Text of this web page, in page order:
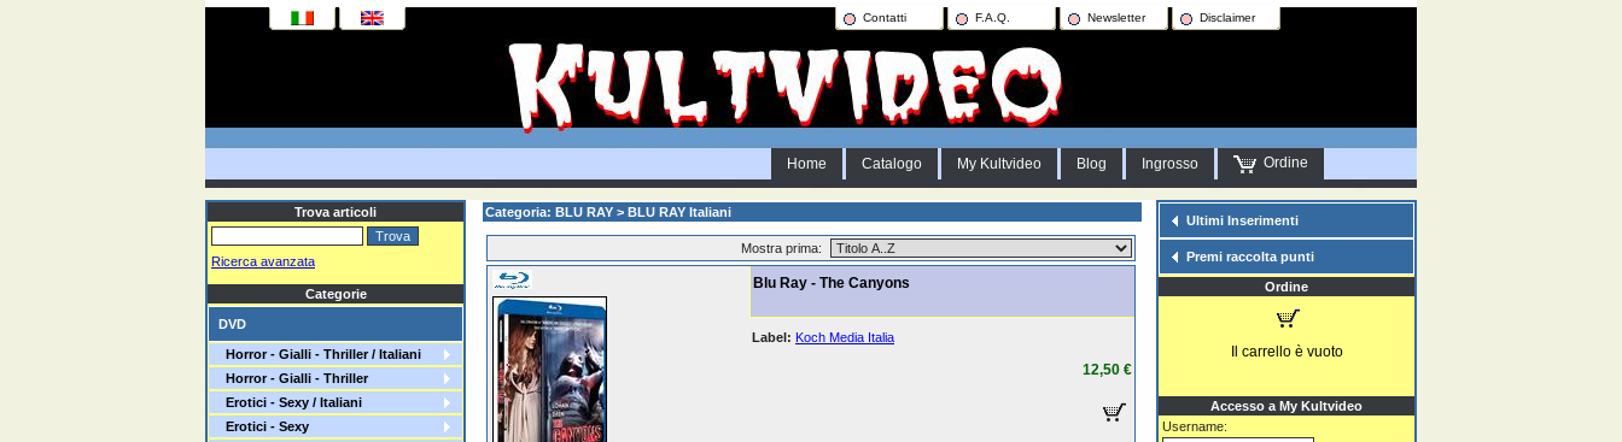
Contatti F.A.Q. Newsletter Disclaimer
Home Catalogo My Kultvideo Blog Ingrosso Ordine
Trova articoli
Ricerca avanzata
Categorie
DVD
Horror - Gialli - Thriller / Italiani
Horror - Gialli - Thriller
Erotici - Sexy / Italiani
Erotici - Sexy
Categoria: BLU RAY > BLU RAY Italiani
Mostra prima:
Blu Ray - The Canyons
Label: Koch Media Italia
12,50 €
Ultimi Inserimenti
Premi raccolta punti
Ordine
Il carrello è vuoto
Accesso a My Kultvideo
Username: